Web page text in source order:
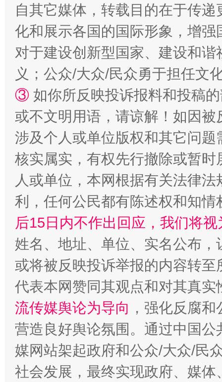
扯下公款旅游的“隐身衣” 如何以
“蜀中异人”王建安的艺术幻境
完善运行机制助力责任有效落实 一纸欠
自其它媒体，转载目的在于传
化和展示各国的国际形象，增
对于建设创新型国家、建设和
义；公众/大众/民众勇于担任文
③ 如你所反映投诉报料和投稿
或不文明用语，请谅解！如因
涉及个人或单位版权和其它问题
核实属实，有权先行撤除或暂
人或单位，本网根据有关法律
利，任何公民都有陈述权和知情
后15日内不作出回应，我们将
姓名、地址、单位、实名公布
或将被反映投诉举报的内容转
代表本网赞同其观点和对其真实
流传媒舆论为导向 ，强化反腐
营造良好舆论氛围。通过中国
媒网站架起政府和公众/大众/民
社会发展，最终实现政府、媒